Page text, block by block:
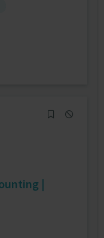
|